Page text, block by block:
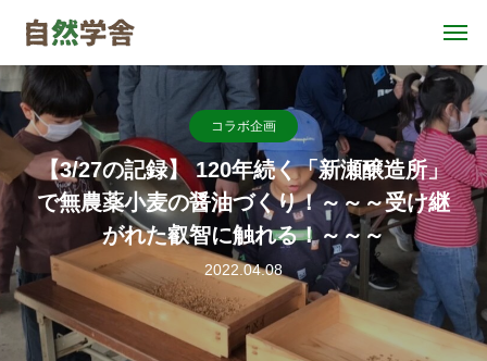
コラボ企画
【3/27の記録】 120年続く「新瀬醸造所」
で無農薬小麦の醤油づくり！～～～受け継
がれた叡智に触れる！～～～
2022.04.08